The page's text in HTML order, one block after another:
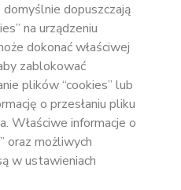
dopuszczają
na urządzeniu
dokonać właściwej
zablokować
plików “cookies” lub
o przesłaniu pliku
Właściwe informacje o
oraz możliwych
w ustawieniach